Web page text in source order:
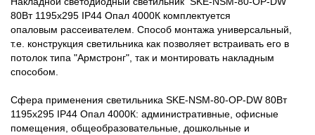
80Вт 1195x295 IP44 Опал 4000К комплектуется
опаловым рассеивателем. Способ монтажа универсальный,
т.е. конструкция светильника как позволяет встраивать его в
потолок типа "Армстронг", так и монтировать накладным
способом.
Сфера применения светильника SKE-NSM-80-OP-DW 80Вт
1195x295 IP44 Опал 4000К: административные, офисные
помещения, общеобразовательные, дошкольные и